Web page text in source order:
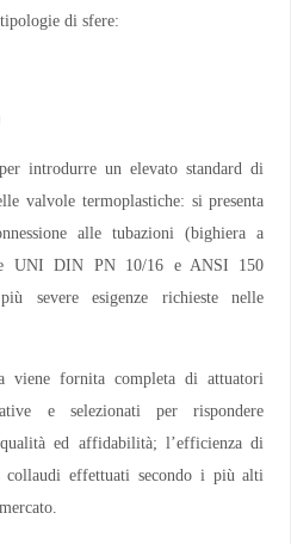
di sfere:
introdurre un elevato standard di
valvole termoplastiche: si presenta
alle tubazioni (bighiera a
UNI DIN PN 10/16 e ANSI 150
severe esigenze richieste nelle
viene fornita completa di attuatori
e selezionati per rispondere
ed affidabilità; l’efficienza di
collaudi effettuati secondo i più alti